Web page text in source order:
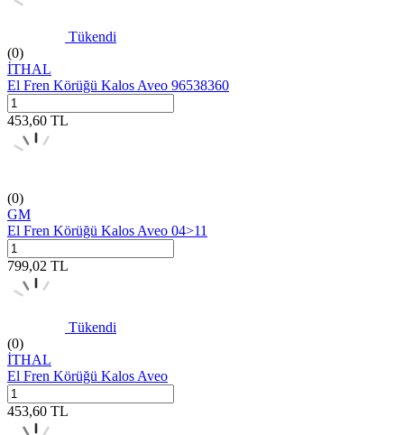
Tükendi
(0)
İTHAL
El Fren Körüğü Kalos Aveo 96538360
453,60 TL
(0)
GM
El Fren Körüğü Kalos Aveo 04>11
799,02 TL
Tükendi
(0)
İTHAL
El Fren Körüğü Kalos Aveo
453,60 TL